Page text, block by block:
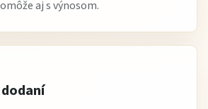
a skriniek (podľa prevedenia).
hodí do moderných aj
aj s výnosom.